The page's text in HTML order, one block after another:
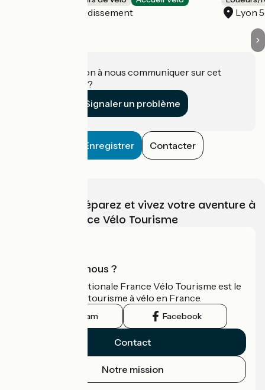
Lyon 6e Arrondissement Lyon
Une information à nous communiquer sur cet
établissement ?
Signaler un problème
Enregistrer Contacter
Choisissez, préparez et vivez votre aventure à
vélo avec France Vélo Tourisme
Qui sommes-nous ?
L'association nationale France Vélo Tourisme est le
guide officiel du tourisme à vélo en France.
Instagram Facebook
Contact
Notre mission